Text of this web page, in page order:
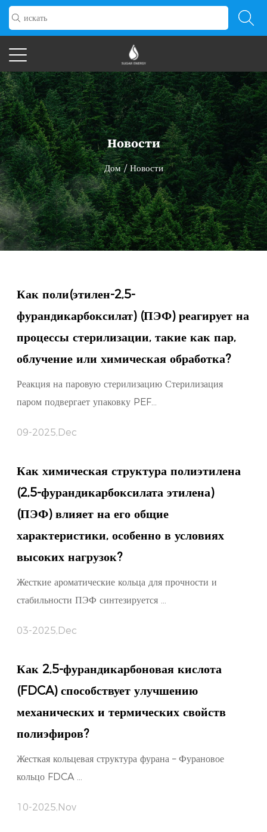
Новости
Дом/Новости
Как поли(этилен-2,5-
фурандикарбоксилат) (ПЭФ) реагирует на
процессы стерилизации, такие как пар,
облучение или химическая обработка?
Реакция на паровую стерилизацию Стерилизация
паром подвергает упаковку PEF...
09-2025,Dec
Как химическая структура полиэтилена
(2,5-фурандикарбоксилата этилена)
(ПЭФ) влияет на его общие
характеристики, особенно в условиях
высоких нагрузок?
Жесткие ароматические кольца для прочности и
стабильности ПЭФ синтезируется ...
03-2025,Dec
Как 2,5-фурандикарбоновая кислота
(FDCA) способствует улучшению
механических и термических свойств
полиэфиров?
Жесткая кольцевая структура фурана – Фурановое
кольцо FDCA ...
10-2025,Nov